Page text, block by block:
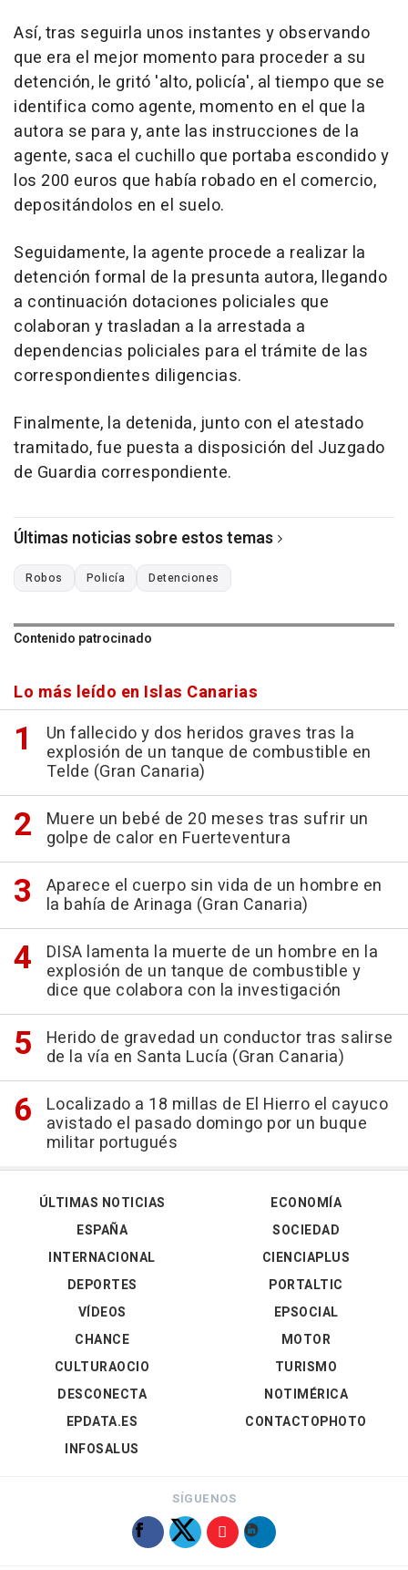
Así, tras seguirla unos instantes y observando
que era el mejor momento para proceder a su
detención, le gritó 'alto, policía', al tiempo que se
identifica como agente, momento en el que la
autora se para y, ante las instrucciones de la
agente, saca el cuchillo que portaba escondido y
los 200 euros que había robado en el comercio,
depositándolos en el suelo.
Seguidamente, la agente procede a realizar la
detención formal de la presunta autora, llegando
a continuación dotaciones policiales que
colaboran y trasladan a la arrestada a
dependencias policiales para el trámite de las
correspondientes diligencias.
Finalmente, la detenida, junto con el atestado
tramitado, fue puesta a disposición del Juzgado
de Guardia correspondiente.
Últimas noticias sobre estos temas
Robos Policía Detenciones
Contenido patrocinado
Lo más leído en Islas Canarias
Un fallecido y dos heridos graves tras la
explosión de un tanque de combustible en
Telde (Gran Canaria)
Muere un bebé de 20 meses tras sufrir un
golpe de calor en Fuerteventura
Aparece el cuerpo sin vida de un hombre en
la bahía de Arinaga (Gran Canaria)
DISA lamenta la muerte de un hombre en la
explosión de un tanque de combustible y
dice que colabora con la investigación
Herido de gravedad un conductor tras salirse
de la vía en Santa Lucía (Gran Canaria)
Localizado a 18 millas de El Hierro el cayuco
avistado el pasado domingo por un buque
militar portugués
ÚLTIMAS NOTICIAS
ESPAÑA
INTERNACIONAL
DEPORTES
VÍDEOS
ECONOMÍA
SOCIEDAD
CIENCIAPLUS
PORTALTIC
EPSOCIAL
CHANCE
CULTURAOCIO
DESCONECTA
EPDATA.ES
INFOSALUS
MOTOR
TURISMO
NOTIMÉRICA
CONTACTOPHOTO
SÍGUENOS